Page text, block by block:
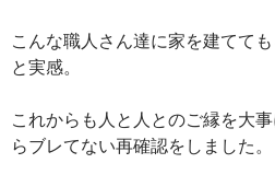
こんな職人さん達に家を建てて
と実感。
これからも人と人とのご縁を大
らブレてない再確認をしました。